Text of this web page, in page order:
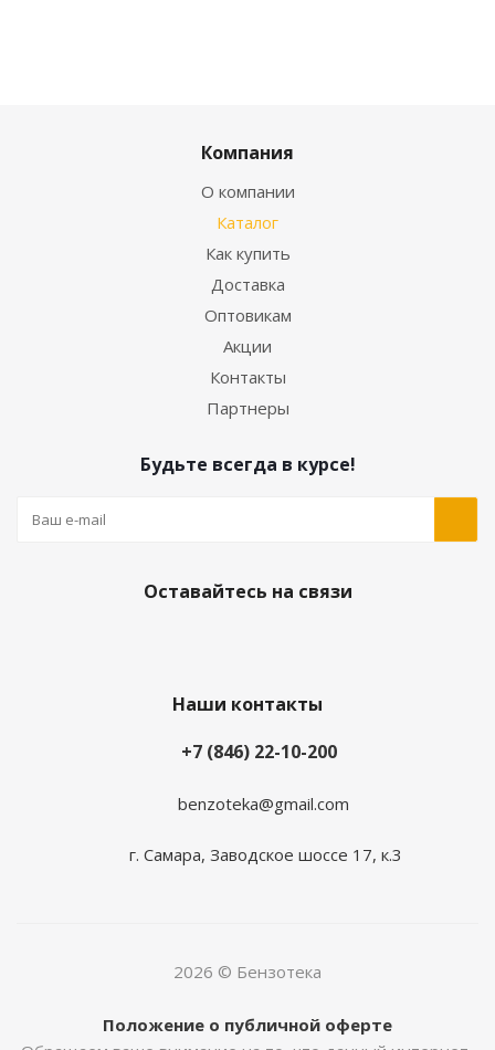
Компания
О компании
Каталог
Как купить
Доставка
Оптовикам
Акции
Контакты
Партнеры
Будьте всегда в курсе!
Оставайтесь на связи
Наши контакты
+7 (846) 22-10-200
benzoteka@gmail.com
г. Самара, Заводское шоссе 17, к.3
2026 © Бензотека
Положение о публичной оферте